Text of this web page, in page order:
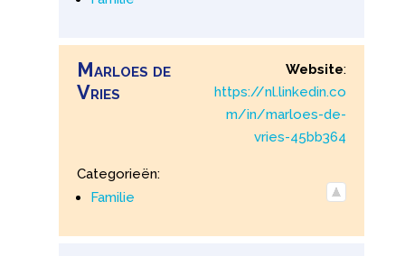
Marloes de
Vries
Website:
https://nl.linkedin.co
m/in/marloes-de-
vries-45bb364
Categorieën:
Familie